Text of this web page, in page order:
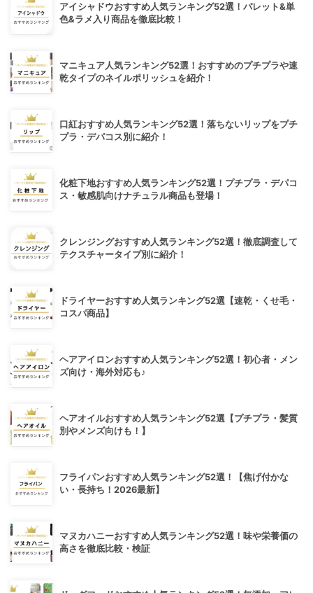
アイシャドウおすすめ人気ランキング52選！パレット&単
色&ラメ入り商品を徹底比較！
マニキュア人気ランキング52選！おすすめのプチプラや速
乾タイプのネイルポリッシュを紹介！
口紅おすすめ人気ランキング52選！落ちないリップをプチ
プラ・デパコス別に紹介！
化粧下地おすすめ人気ランキング52選！プチプラ・デパコ
ス・敏感肌向けナチュラル商品も登場！
クレンジングおすすめ人気ランキング52選！徹底調査して
テクスチャータイプ別に紹介！
ドライヤーおすすめ人気ランキング52選【速乾・くせ毛・
コスパ商品】
ヘアアイロンおすすめ人気ランキング52選！初心者・メン
ズ向け・海外対応も♪
ヘアオイルおすすめ人気ランキング52選【プチプラ・髪質
別やメンズ向けも！】
フライパンおすすめ人気ランキング52選！【焦げ付かな
い・長持ち！2026最新】
マヌカハニーおすすめ人気ランキング52選！味や栄養価の
高さを徹底比較・検証